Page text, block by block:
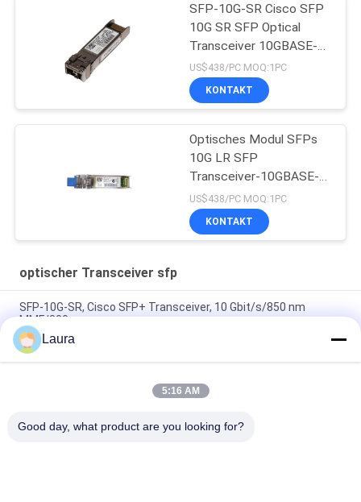
SFP-10G-SR Cisco SFP
10G SR SFP Optical
Transceiver 10GBASE-
SR SFP-Modul
US$438/PC MOQ:1PC
KONTAKT
Optisches Modul SFPs
10G LR SFP
Transceiver-10GBASE-
LR SFP
US$438/PC MOQ:1PC
KONTAKT
optischer Transceiver sfp
SFP-10G-SR, Cisco SFP+ Transceiver, 10 Gbit/s/850 nm
MMF/300 m
QSFP-40G-SR4, Cisco QSFP-Modul, 40 Gbit/s/Multimode-
Glasfaser/kurze Reichweite
QSFP-100G-CWDM4, optischer Transceiver von Huawei, 100G
Laura
5:16 AM
Good day, what product are you looking for?